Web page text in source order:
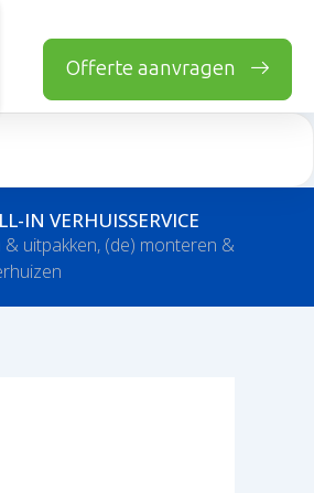
Offerte aanvragen
IN VERHUISSERVICE
& uitpakken, (de) monteren &